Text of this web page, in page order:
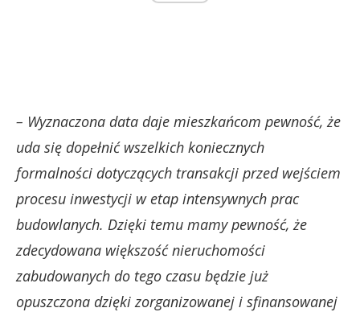
– Wyznaczona data daje mieszkańcom pewność, że
uda się dopełnić wszelkich koniecznych
formalności dotyczących transakcji przed wejściem
procesu inwestycji w etap intensywnych prac
budowlanych. Dzięki temu mamy pewność, że
zdecydowana większość nieruchomości
zabudowanych do tego czasu będzie już
opuszczona dzięki zorganizowanej i sfinansowanej